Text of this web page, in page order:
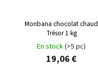
Monbana chocolat chaud
Trésor 1 kg
En stock(>5 pc)
19,06 €